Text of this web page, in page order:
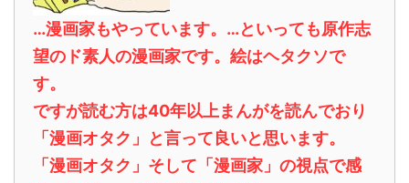
…漫画家もやっています。…といっても原作志
望のド素人の漫画家です。絵はヘタクソで
す。
ですが読む方は40年以上まんがを読んでおり
「漫画オタク」と言って良いと思います。
「漫画オタク」そして「漫画家」の視点で感